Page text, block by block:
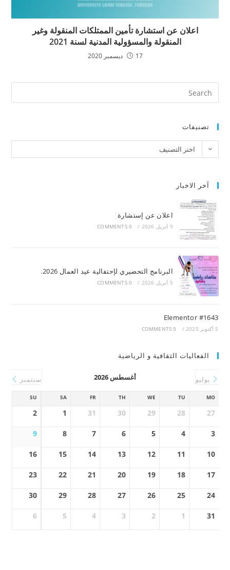
اعلان عن استشارة تأمين الممتلكات المنقولة وغير
المنقولة والمسؤولية المدنية لسنة 2021
17 ديسمبر 2020
تصنيفات
اختر التصنيف
آخر الاخبار
اعلان عن إستشارة
9 أبريل 2026 /
0 COMMENTS
البرنامج التحضيري لإحتفالية عيد العمال 2026.
5 أبريل 2026 /
0 COMMENTS
Elementor #1643
5 أكتوبر 2025 /
0 COMMENTS
الفعاليات الثقافية و الرياضية
يوليو أغسطس 2026 سبتمبر
MO
TU
WE
TH
FR
SA
SU
27
28
29
30
31
1
2
3
4
5
6
7
8
9
10
11
12
13
14
15
16
17
18
19
20
21
22
23
24
25
26
27
28
29
30
31
1
2
3
4
5
6